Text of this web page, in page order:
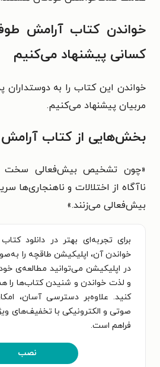
خواندن کتاب آرامش
کسانی پیشنهاد می‌کنیم
خواندن این کتاب را به دوستداران
مربیان پیشنهاد می‌کنیم.
بخش‌هایی از کتاب
«چون تشخیص بیش‌فعالی سخت
ناآگاه از اختلالات و ناهنجاری‌ها
بیش‌فعالی می‌زنند.»
برای تجربه‌ای بهتر در دانلود
خواندن آن، اپلیکیشن طاقچه را
در اپلیکیشن می‌توانید مطالعه‌ی
و لذت خواندن و شنیدن کتاب‌ها را
کنید. علاوه‌بر دسترسی آسان،
صوتی و الکترونیکی با تخفیف‌های
فراهم است.
نصب